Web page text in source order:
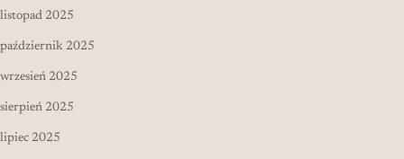
listopad 2025
październik 2025
wrzesień 2025
sierpień 2025
lipiec 2025